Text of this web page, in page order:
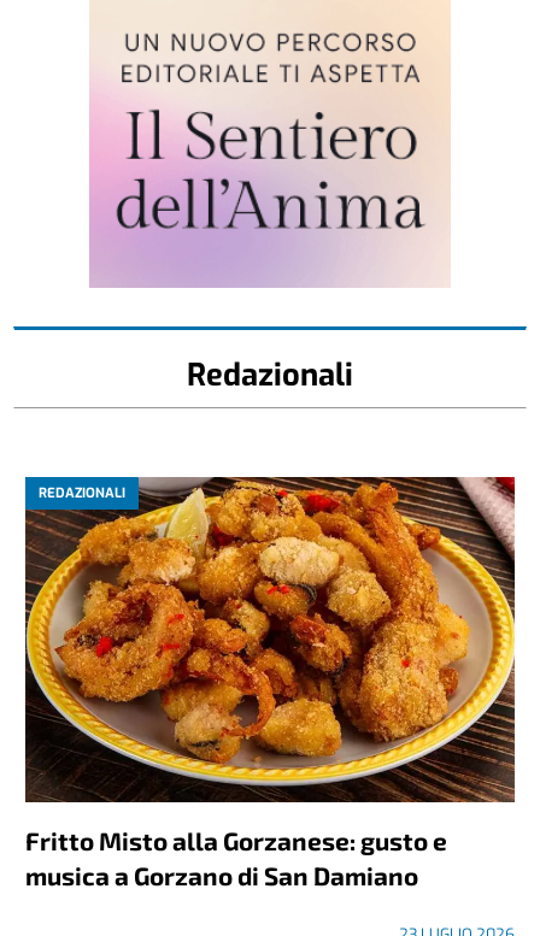
Redazionali
REDAZIONALI
Fritto Misto alla Gorzanese: gusto e
musica a Gorzano di San Damiano